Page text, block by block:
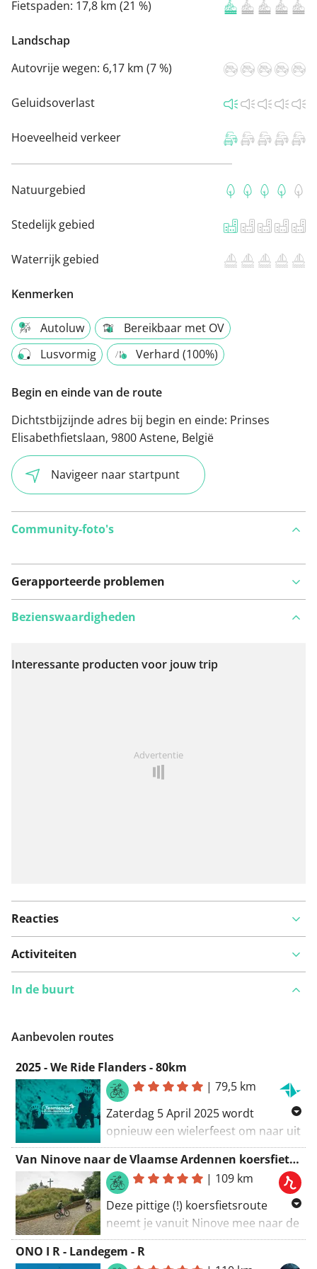
Fietspaden: 17,8 km (21 %)
Landschap
Autovrije wegen: 6,17 km (7 %)
Geluidsoverlast
Hoeveelheid verkeer
Natuurgebied
Stedelijk gebied
Waterrijk gebied
Kenmerken
Autoluw
Bereikbaar met OV
Lusvormig
Verhard (100%)
Begin en einde van de route
Dichtstbijzijnde adres bij begin en einde: Prinses
Elisabethfietslaan, 9800 Astene, België
Navigeer naar startpunt
Community-foto's
Gerapporteerde problemen
Bekijk op kaart
Bezienswaardigheden
Interessante producten voor jouw trip
Advertentie
Reacties
Activiteiten
In de buurt
Aanbevolen routes
2025 - We Ride Flanders - 80km
|79,5 km
Zaterdag 5 April 2025 wordt
opnieuw een wielerfeest om naar uit
te kijken want dan kan jij, één dag
voor de profs, jouw Ronde rijden.
Afzien op de legendarische
hellingen, “dokkeren” over bekende
kasseistroken en genieten van een
ongeziene ambiance onderweg en
aan de finish tijdens “We Ride
Van Ninove naar de Vlaamse Ardennen koersfietsroute
| 109 km
Deze pittige (!) koersfietsroute
neemt je vanuit Ninove mee naar de
meest legendarische wielrenlocaties
van de Vlaamse Ardennen,
ONO I R - Landegem - R